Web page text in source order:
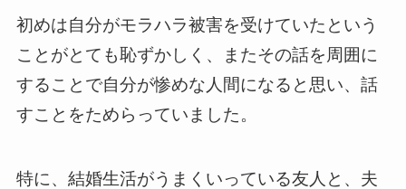
初めは自分がモラハラ被害を受けていたという
ことがとても恥ずかしく、またその話を周囲に
することで自分が惨めな人間になると思い、話
すことをためらっていました。
特に、結婚生活がうまくいっている友人と、夫